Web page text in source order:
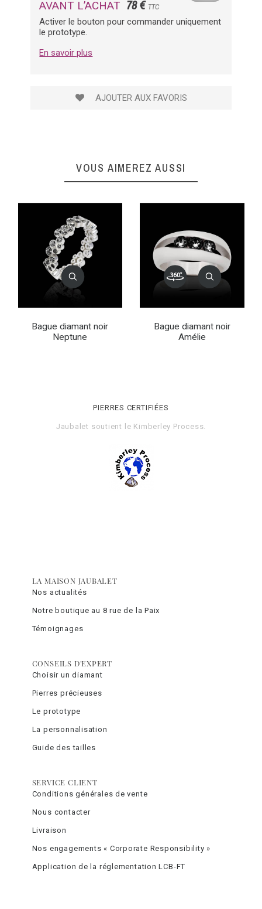
AVANT L’ACHAT 78 € TTC
Activer le bouton pour commander uniquement
le prototype.
En savoir plus
AJOUTER AUX FAVORIS
VOUS AIMEREZ AUSSI
Bague diamant noir
Neptune
Bague diamant noir
Amélie
PIERRES CERTIFIÉES
Jaubalet soutient le Kimberley Process.
LA MAISON JAUBALET
Nos actualités
Notre boutique au 8 rue de la Paix
Témoignages
CONSEILS D'EXPERT
Choisir un diamant
Pierres précieuses
Le prototype
La personnalisation
Guide des tailles
SERVICE CLIENT
Conditions générales de vente
Nous contacter
Livraison
Nos engagements « Corporate Responsibility »
Application de la réglementation LCB-FT